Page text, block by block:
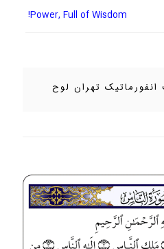
Power, Full of Wisdom!
انفورماتیک تهران لوح